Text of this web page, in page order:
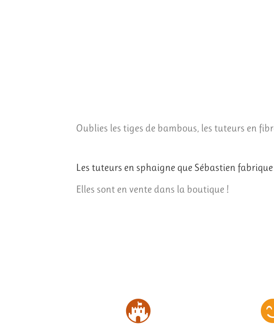
Oublies les tiges de bambous, les tuteurs en
Les tuteurs en sphaigne que Sébastien
Elles sont en vente dans la boutique !